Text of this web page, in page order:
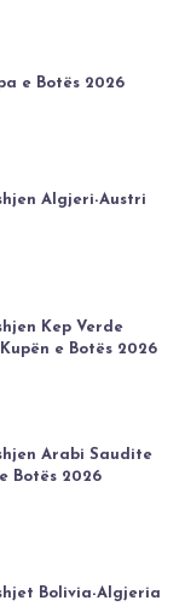
e Botës 2026
Algjeri-Austri
Kep Verde
e Botës 2026
Arabi Saudite
Botës 2026
Bolivia-Algjeria